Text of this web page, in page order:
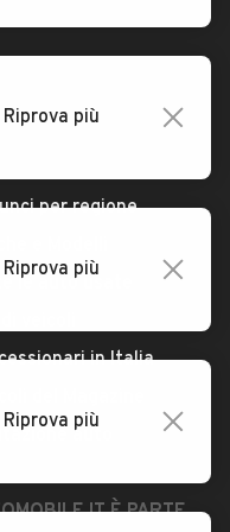
per regione
le auto usate
in Italia
auto
È PARTE
più
più
più